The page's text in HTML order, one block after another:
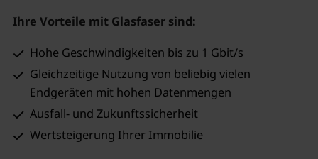
Ihre Vorteile mit Glasfaser sind:
Hohe Geschwindigkeiten bis zu 1 Gbit/s
Gleichzeitige Nutzung von beliebig vielen
Endgeräten mit hohen Datenmengen
Ausfall- und Zukunftssicherheit
Wertsteigerung Ihrer Immobilie